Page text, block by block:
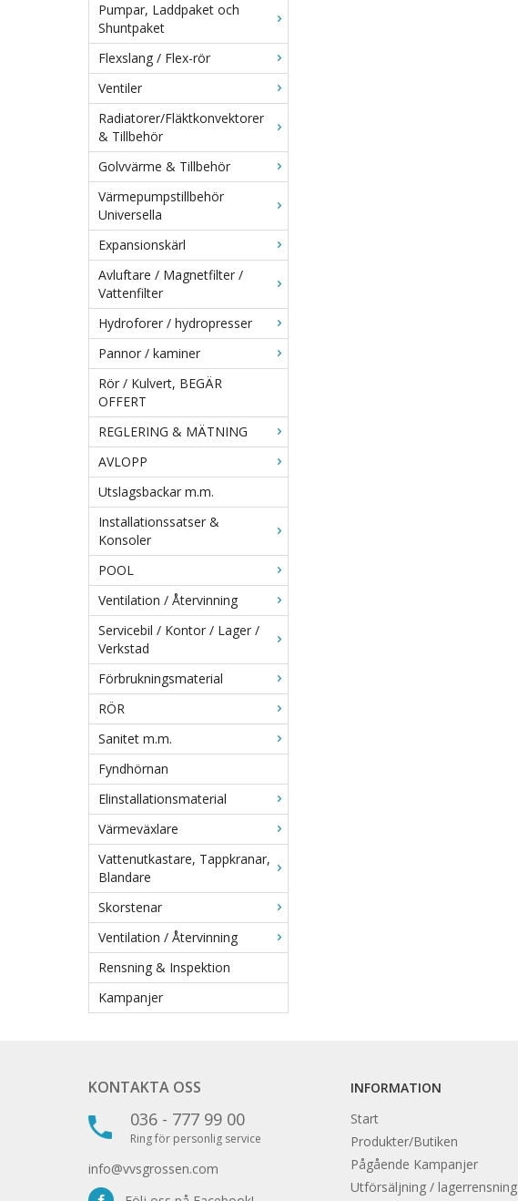
Pumpar, Laddpaket och
Shuntpaket
Flexslang / Flex-rör
Ventiler
Radiatorer/Fläktkonvektorer
& Tillbehör
Golvvärme & Tillbehör
Värmepumpstillbehör
Universella
Expansionskärl
Avluftare / Magnetfilter /
Vattenfilter
Hydroforer / hydropresser
Pannor / kaminer
Rör / Kulvert, BEGÄR
OFFERT
REGLERING & MÄTNING
AVLOPP
Utslagsbackar m.m.
Installationssatser &
Konsoler
POOL
Ventilation / Återvinning
Servicebil / Kontor / Lager /
Verkstad
Förbrukningsmaterial
RÖR
Sanitet m.m.
Fyndhörnan
Elinstallationsmaterial
Värmeväxlare
Vattenutkastare, Tappkranar,
Blandare
Skorstenar
Ventilation / Återvinning
Rensning & Inspektion
Kampanjer
KONTAKTA OSS
036 - 777 99 00
Ring för personlig service
info@vvsgrossen.com
INFORMATION
Start
Produkter/Butiken
Pågående Kampanjer
Utförsäljning / lagerrensning